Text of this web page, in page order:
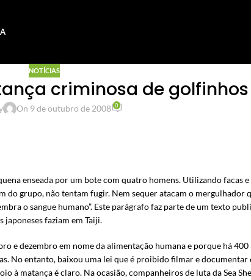
NOTÍCIAS
criminosa de golfinhos
On 9 de outubro de 2008 0
enseada por um bote com quatro homens. Utilizando facas
do grupo, não tentam fugir. Nem sequer atacam o mergulhador
o sangue humano”. Este parágrafo faz parte de um texto
japoneses faziam em Taiji.
e dezembro em nome da alimentação humana e porque há
No entanto, baixou uma lei que é proibido filmar e documentar
à matança é claro. Na ocasião, companheiros de luta da Sea